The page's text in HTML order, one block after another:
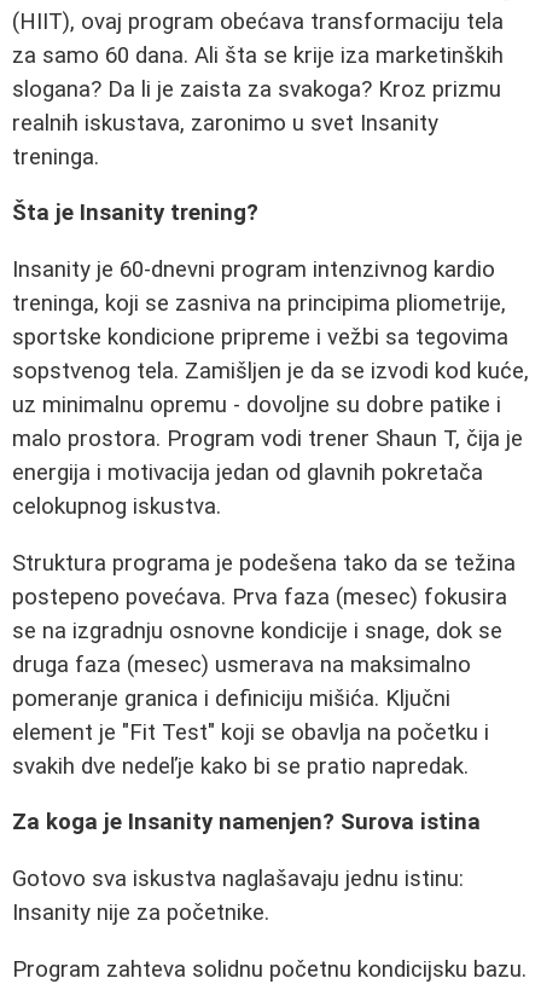
(HIIT), ovaj program obećava transformaciju tela
za samo 60 dana. Ali šta se krije iza marketinških
slogana? Da li je zaista za svakoga? Kroz prizmu
realnih iskustava, zaronimo u svet Insanity
treninga.
Šta je Insanity trening?
Insanity je 60-dnevni program intenzivnog kardio
treninga, koji se zasniva na principima pliometrije,
sportske kondicione pripreme i vežbi sa tegovima
sopstvenog tela. Zamišljen je da se izvodi kod kuće,
uz minimalnu opremu - dovoljne su dobre patike i
malo prostora. Program vodi trener Shaun T, čija je
energija i motivacija jedan od glavnih pokretača
celokupnog iskustva.
Struktura programa je podešena tako da se težina
postepeno povećava. Prva faza (mesec) fokusira
se na izgradnju osnovne kondicije i snage, dok se
druga faza (mesec) usmerava na maksimalno
pomeranje granica i definiciju mišića. Ključni
element je "Fit Test" koji se obavlja na početku i
svakih dve nedeľje kako bi se pratio napredak.
Za koga je Insanity namenjen? Surova istina
Gotovo sva iskustva naglašavaju jednu istinu:
Insanity nije za početnike.
Program zahteva solidnu početnu kondicijsku bazu.